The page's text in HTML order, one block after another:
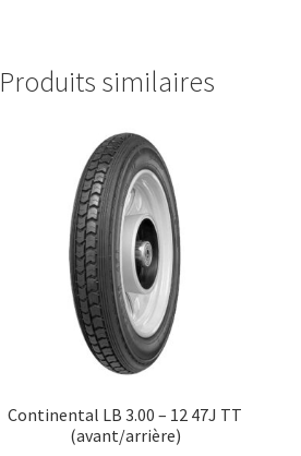
Produits similaires
Continental LB 3.00 – 12 47J TT
(avant/arrière)